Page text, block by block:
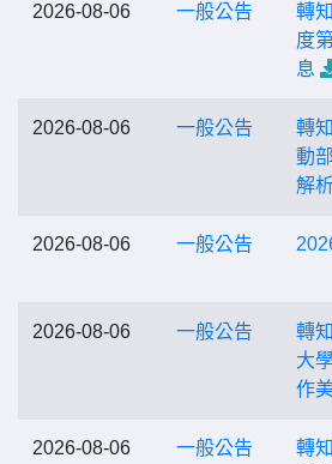
2026-08-06 一般公告
轉
度
息
2026-08-06 一般公告
轉
動
解
2026-08-06 一般公告
2026-08-06 一般公告
轉
大
作
2026-08-06 一般公告
轉